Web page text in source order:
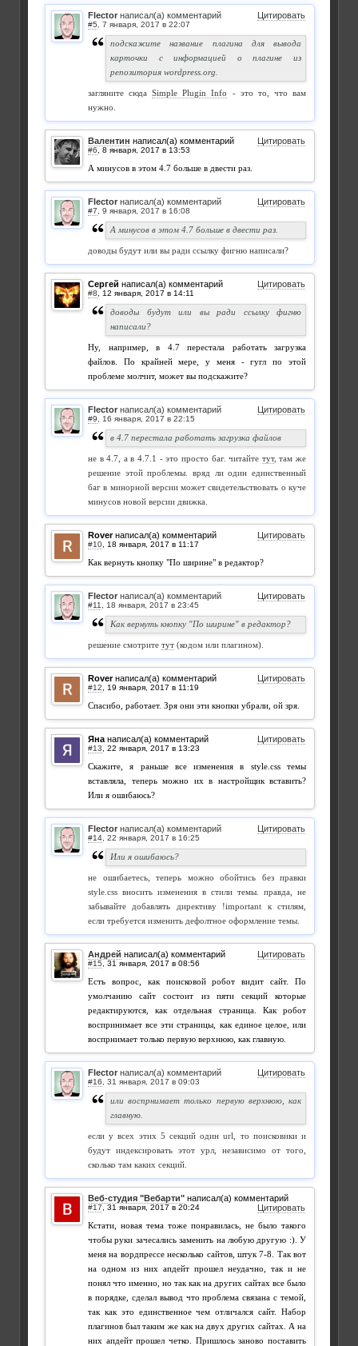
Flector написал(а) комментарий Цитировать
#5
подскажите название плагина для вывода
карточки с информацией о плагине из
репозитория wordpress.org.
загляните сюдаSimple Plugin Info
- это то, что вам
нужно.
Валентин написал(а) комментарий Цитировать
#6
А минусов в этом 4.7 больше в двести раз.
Flector написал(а) комментарий Цитировать
#7
А минусов в этом 4.7 больше в двести раз.
доводы будут или вы ради ссылку фигню написали?
Сергей написал(а) комментарий Цитировать
#8
доводы будут или вы ради ссылку фигню
написали?
Ну, например, в 4.7 перестала работать загрузка
файлов. По крайней мере, у меня - гугл по этой
проблеме молчит, может вы подскажите?
Flector написал(а) комментарий Цитировать
#9
в 4.7 перестала работать загрузка файлов
не в 4.7, а в 4.7.1 - это просто баг. читайте тут, там же
решение этой проблемы. вряд ли один единственный
баг в минорной версии может свидетельствовать о куче
минусов новой версии движка.
Roverнаписал(а) комментарий Цитировать
#10
Как вернуть кнопку "По ширине" в редактор?
Flector написал(а) комментарий Цитировать
#11
Как вернуть кнопку "По ширине" в редактор?
решение смотрите тут (кодом или плагином).
Roverнаписал(а) комментарий Цитировать
#12
Спасибо, работает. Зря они эти кнопки убрали, ой зря.
Яна написал(а) комментарий Цитировать
#13
Скажите, я раньше все изменения в style.css темы
вставляла, теперь можно их в настройщик вставить?
Или я ошибаюсь?
Flector написал(а) комментарий Цитировать
#14
Или я ошибаюсь?
не ошибаетесь, теперь можно обойтись без правки
style.css вносить изменения в стили темы. правда, не
забывайте добавлять директиву !important к стилям,
если требуется изменить дефолтное оформление темы.
Андрей написал(а) комментарий Цитировать
#15
Есть вопрос, как поисковой робот видит сайт. По
умолчанию сайт состоит из пяти секций которые
редактируются, как отдельная страница. Как робот
воспринимает все эти страницы, как единое целое, или
воспрнимает только первую верхнюю, как главную.
Flector написал(а) комментарий Цитировать
#16
или воспрнимает только первую верхнюю, как
главную.
если у всех этих 5 секций один url, то поисковики и
будут индексировать этот урл, независимо от того,
сколько там каких секций.
Веб-студия "Вебарти" написал(а) комментарий
Цитировать
#17
Кстати, новая тема тоже понравилась, не было такого
чтобы руки зачесались заменить на любую другую :). У
меня на вордпрессе несколько сайтов, штук 7-8. Так вот
на одном из них апдейт прошел неудачно, так и не
понял что именно, но так как на других сайтах все было
в порядке, сделал вывод что проблема связана с темой,
так как это единственное чем отличался сайт. Набор
плагинов был таким же как на двух других сайтах. А на
них апдейт прошел четко. Пришлось заново поставить